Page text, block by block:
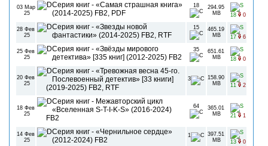
03 Мар
25
Серия книг - «Самая страшная книга»
(2014-2025) FB2, PDF
18
294.95
MB
18 0
28 Фев
25
Серия книг - «Звезды новой
фантастики» (2014-2025) FB2, RTF
15
465.19
MB
17 6
25 Фев
25
Серия книг - «Звёзды мирового
детектива» [335 книг] (2012-2025) FB2
35
651.61
MB
18 0
20 Фев
25
Серия книг - «Тревожная весна 45-го.
Послевоенный детектив» [33 книги]
(2019-2025) FB2, RTF
3
158.90
MB
11 2
18 Фев
25
Серия книг - Межавторский цикл
«Вселенная S-T-I-K-S» (2016-2024)
FB2
64
365.01
MB
21 1
14 Фев
25
Серия книг - «Чернильное сердце»
(2012-2024) FB2
1
397.51
MB
13 0